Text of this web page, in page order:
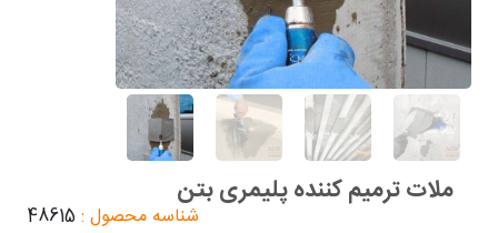
ملات ترمیم کننده پلیمری بتن
شناسه محصول :48615